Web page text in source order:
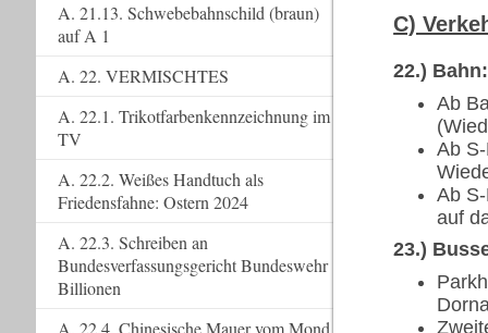
C)
22.)
Ab
Ab
Ab
auf
23.)
A. 21.13. Schwebebahnschild (braun)
auf A 1
A. 22. VERMISCHTES
A. 22.1. Trikotfarbenkennzeichnung im
TV
A. 22.2. Weißes Handtuch als
Friedensfahne: Ostern 2024
A. 22.3. Schreiben an
Bundesverfassungsgericht Bundeswehr
Billionen
A. 22.4. Chinesische Mauer vom Mond